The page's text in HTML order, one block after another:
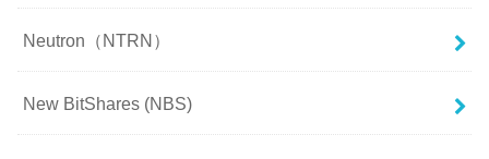
Neutron（NTRN）
New BitShares (NBS)